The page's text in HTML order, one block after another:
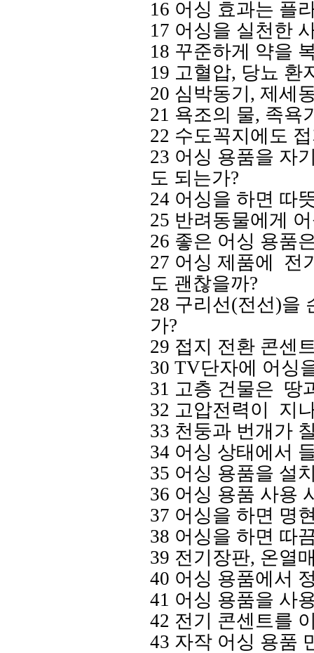
16 어싱 효과는 플
17 어싱을 실천한
18 꾸준하게 약을
19 고혈압, 당뇨 환
20 심박동기 , 제세
21 욕조의 물, 족욕
22 수도꼭지에도
23 어싱 용품을 자
도 되는가?
24 어싱을 하면 따
25 반려동물에게
26 좋은 어싱 용품
27 어싱 제품에
전
도 괜찮을까?
28 구리선(전선)을
가?
29 접지
전환 콘센
30 TV단자에 어싱
31 고층 건물은 땅
32 고압전력이
지
33 천둥과 번개가
34 어싱 상태에서
35 어싱 용품을 설
36 어싱 용품 사용
37 어싱을 하면 명
38 어싱을 하면 따
39 전기장판, 온열
40 어싱 용품에서
41 어싱 용품을 사
42 전기
콘센트를
43 자작 어싱 용품